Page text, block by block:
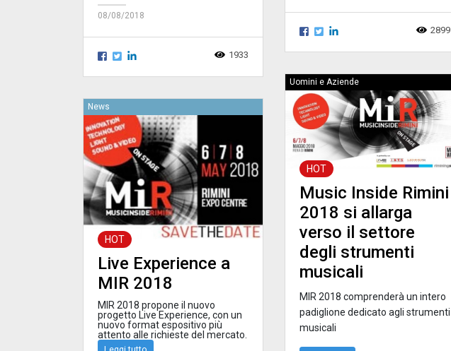
08/08/2018
1933
2899
Uomini e Aziende
HOT
Music Inside Rimini
2018 si allarga
verso il settore
degli strumenti
musicali
MIR 2018 comprenderà un intero
padiglione dedicato agli strumenti
musicali
News
HOT
Live Experience a
MIR 2018
MIR 2018 propone il nuovo
progetto Live Experience, con un
nuovo format espositivo più
attento alle richieste del mercato.